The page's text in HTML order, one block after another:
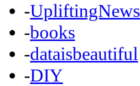
-UpliftingNews
-books
-dataisbeautiful
-DIY